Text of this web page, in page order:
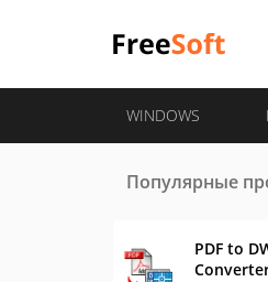
WINDOWS
Популярные
PDF to